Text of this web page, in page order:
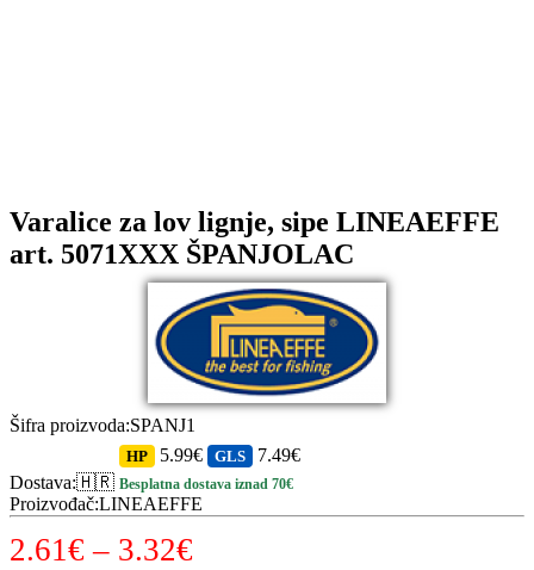
Varalice za lov lignje, sipe LINEAEFFE
art. 5071XXX ŠPANJOLAC
Šifra proizvoda:SPANJ1
Dostava:🇭🇷
HP 5.99€ GLS 7.49€
Besplatna dostava iznad 70€
Proizvođač:LINEAEFFE
2.61€ – 3.32€